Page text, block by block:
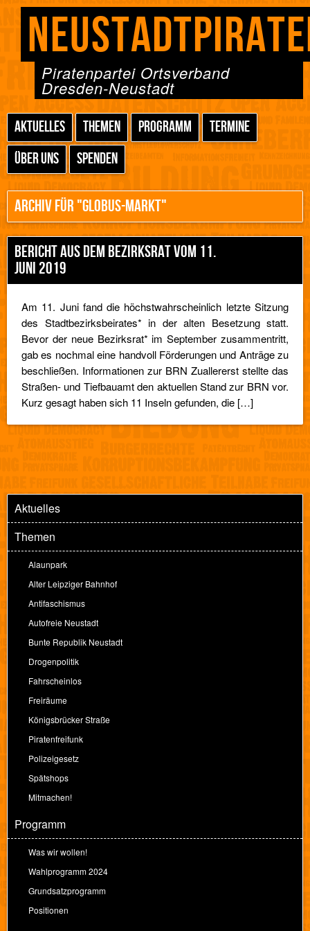
Piratenpartei Ortsverband
Dresden-Neustadt
AKTUELLES THEMEN PROGRAMM
TERMINE
ÜBER UNS
SPENDEN
ARCHIV FÜR "GLOBUS-MARKT"
BERICHT AUS DEM BEZIRKSRAT VOM 11.
JUNI 2019
Am 11. Juni fand die höchstwahrscheinlich letzte Sitzung
des Stadtbezirksbeirates* in der alten Besetzung statt.
Bevor der neue Bezirksrat* im September zusammentritt,
gab es nochmal eine handvoll Förderungen und Anträge zu
beschließen. Informationen zur BRN Zuallererst stellte das
Straßen- und Tiefbauamt den aktuellen Stand zur BRN vor.
Kurz gesagt haben sich 11 Inseln gefunden, die […]
Aktuelles
Themen
Alaunpark
Alter Leipziger Bahnhof
Antifaschismus
Autofreie Neustadt
Bunte Republik Neustadt
Drogenpolitik
Fahrscheinlos
Freiräume
Königsbrücker Straße
Piratenfreifunk
Polizeigesetz
Spätshops
Mitmachen!
Programm
Was wir wollen!
Wahlprogramm 2024
Grundsatzprogramm
Positionen